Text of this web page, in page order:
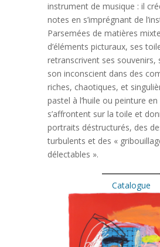
instrument de musique : il
notes en s’imprégnant de
Parsemées de matières
d’éléments picturaux, ses
retranscrivent ses souvenirs,
son inconscient dans des
riches, chaotiques, et
pastel à l’huile ou peinture
s’affrontent sur la toile et
portraits déstructurés, des
turbulents et des «
délectables ».
Catalogue